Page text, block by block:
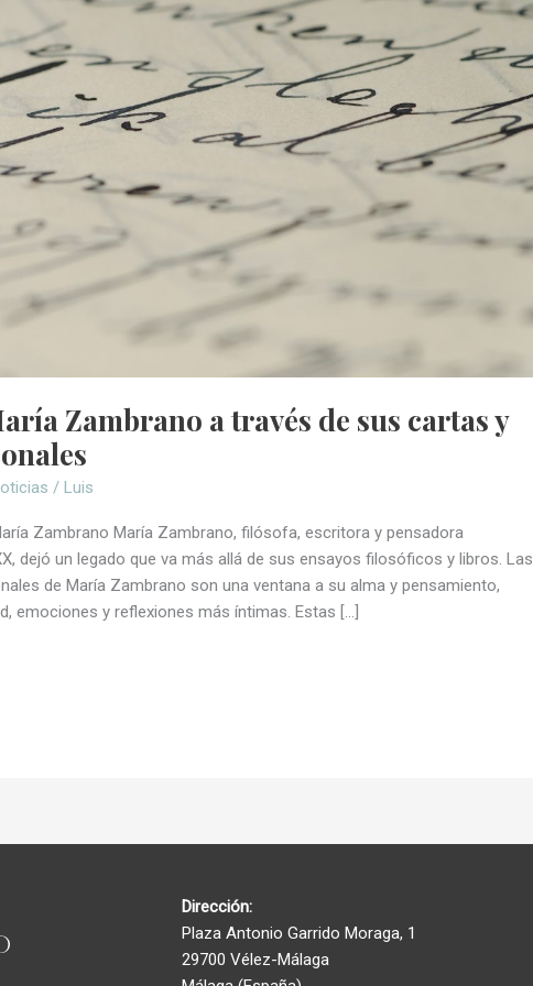
Zambrano a través de sus cartas y
/Luis
Zambrano María Zambrano, filósofa, escritora y pensadora
dejó un legado que va más allá de sus ensayos filosóficos y libros. Las
de María Zambrano son una ventana a su alma y pensamiento,
emociones y reflexiones más íntimas. Estas […]
Dirección:
Plaza Antonio Garrido Moraga, 1
29700 Vélez-Málaga